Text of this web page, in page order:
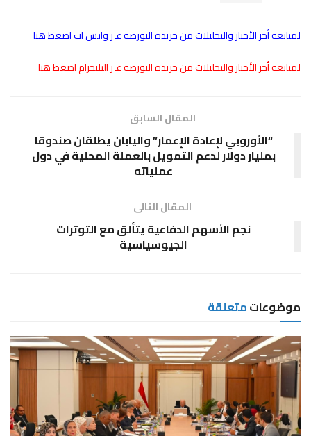
لمتابعة أخر الأخبار والتحليلات من جريدة البورصة عبر واتس اب اضغط هنا
لمتابعة أخر الأخبار والتحليلات من جريدة البورصة عبر التليجرام اضغط هنا
المقال السابق
“الأوروبي لإعادة الإعمار” واليابان يطلقان صندوقا
بمليار دولار لدعم التمويل بالعملة المحلية في دول
عملياته
المقال التالى
نجم الأسهم الدفاعية يتألق مع التوترات
الجيوسياسية
موضوعاتمتعلقة